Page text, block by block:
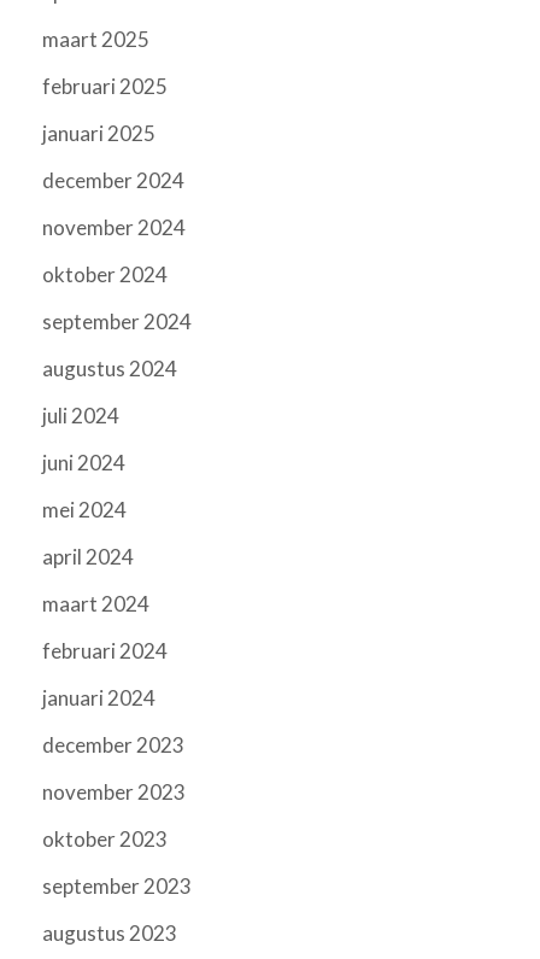
maart 2025
februari 2025
januari 2025
december 2024
november 2024
oktober 2024
september 2024
augustus 2024
juli 2024
juni 2024
mei 2024
april 2024
maart 2024
februari 2024
januari 2024
december 2023
november 2023
oktober 2023
september 2023
augustus 2023